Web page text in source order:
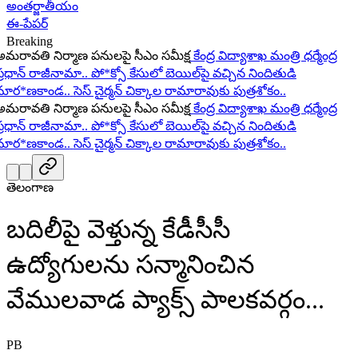
అంతర్జాతీయం
ఈ-పేపర్
Breaking
నిర్మాణ పనులపై సీఎం సమీక్ష కేంద్ర విద్యాశాఖ మంత్రి ధర్మేంద్ర
రాజీనామా.. పో*క్సో కేసులో బెయిల్‌పై వచ్చిన నిందితుడి
సెస్ చైర్మన్ చిక్కాల రామారావుకు పుత్రశోకం..
నిర్మాణ పనులపై సీఎం సమీక్ష కేంద్ర విద్యాశాఖ మంత్రి ధర్మేంద్ర
రాజీనామా.. పో*క్సో కేసులో బెయిల్‌పై వచ్చిన నిందితుడి
సెస్ చైర్మన్ చిక్కాల రామారావుకు పుత్రశోకం..
తెలంగాణ
బదిలీపై వెళ్తున్న కేడీసీసీ
ఉద్యోగులను సన్మానించిన
వేములవాడ ప్యాక్స్ పాలకవర్గం...
PB